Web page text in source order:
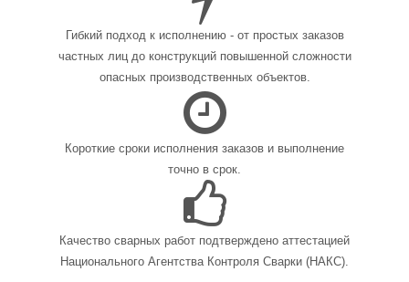
Гибкий подход к исполнению - от простых заказов
частных лиц до конструкций повышенной сложности
опасных производственных объектов.
Короткие сроки исполнения заказов и выполнение
точно в срок.
Качество сварных работ подтверждено аттестацией
Национального Агентства Контроля Сварки (НАКС).